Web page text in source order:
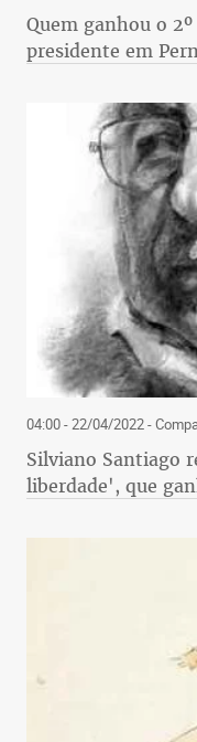
Quem ganhou o
presidente em
04:00 - 22/04/2022-
Silviano Santiago
liberdade', que